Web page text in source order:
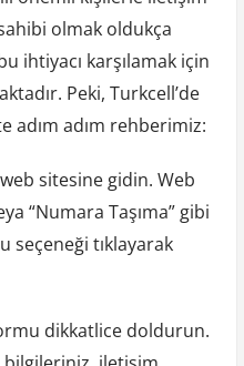
olmak oldukça
ihtiyacı karşılamak için
Peki, Turkcell’de
adım adım rehberimiz:
sitesine gidin. Web
“Numara Taşıma” gibi
seçeneği tıklayarak
dikkatlice doldurun.